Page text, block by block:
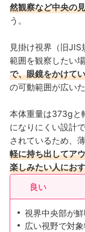
然観察など中央の
う。
見掛け視界（旧
範囲を観察したい
で、眼鏡をかけて
の可動範囲が広い
本体重量は373gと
になりにくい設計
されているため、
軽に持ち出してア
楽しみたい人にお
良い
視界中央部が
広い視野で対